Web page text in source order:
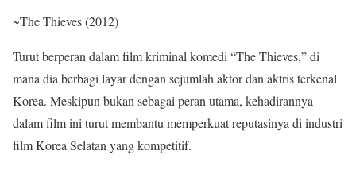
~The Thieves (2012)
Turut berperan dalam film kriminal komedi “The Thieves,” di
mana dia berbagi layar dengan sejumlah aktor dan aktris terkenal
Korea. Meskipun bukan sebagai peran utama, kehadirannya
dalam film ini turut membantu memperkuat reputasinya di industri
film Korea Selatan yang kompetitif.